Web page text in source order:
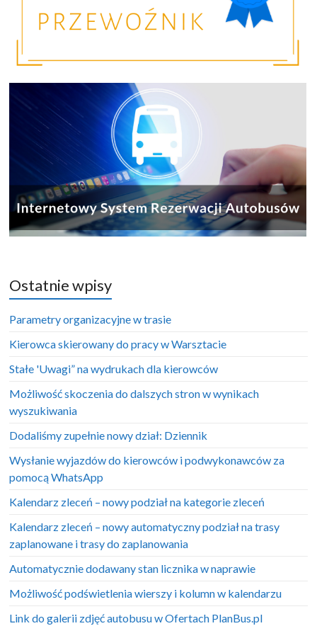
Ostatnie wpisy
Parametry organizacyjne w trasie
Kierowca skierowany do pracy w Warsztacie
Stałe 'Uwagi” na wydrukach dla kierowców
Możliwość skoczenia do dalszych stron w wynikach
wyszukiwania
Dodaliśmy zupełnie nowy dział: Dziennik
Wysłanie wyjazdów do kierowców i podwykonawców za
pomocą WhatsApp
Kalendarz zleceń – nowy podział na kategorie zleceń
Kalendarz zleceń – nowy automatyczny podział na trasy
zaplanowane i trasy do zaplanowania
Automatycznie dodawany stan licznika w naprawie
Możliwość podświetlenia wierszy i kolumn w kalendarzu
Link do galerii zdjęć autobusu w Ofertach PlanBus.pl